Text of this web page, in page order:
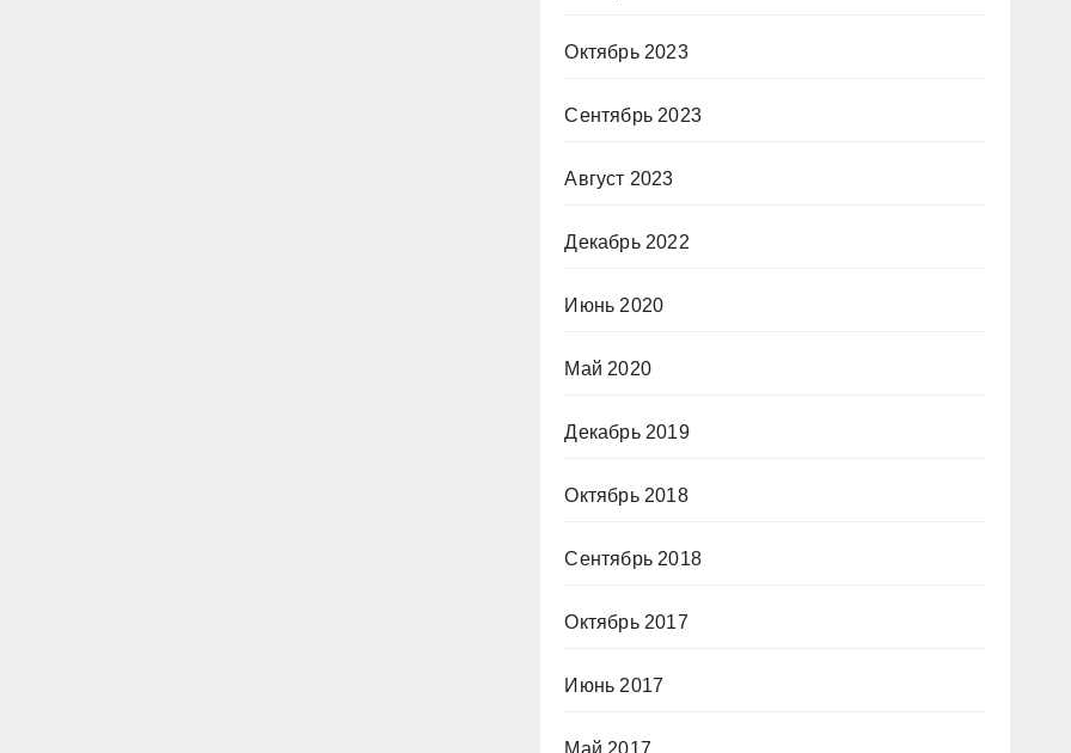
Октябрь 2023
Сентябрь 2023
Август 2023
Декабрь 2022
Июнь 2020
Май 2020
Декабрь 2019
Октябрь 2018
Сентябрь 2018
Октябрь 2017
Июнь 2017
Май 2017